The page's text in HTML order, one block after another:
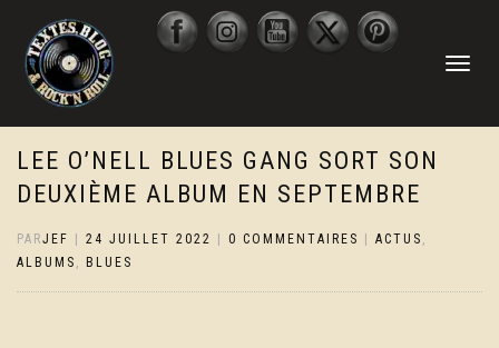
DÉPLIER
LEE O’NELL BLUES GANG SORT SON
DEUXIÈME ALBUM EN SEPTEMBRE
PARJEF 24 JUILLET 2022 0 COMMENTAIRES ACTUS ,
ALBUMS , BLUES